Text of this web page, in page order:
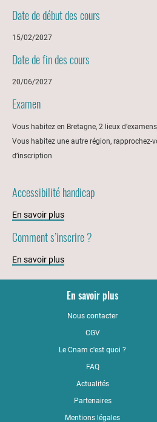
Date de début des cours
15/02/2027
Date de fin des cours
20/06/2027
Examen
Vous habitez en Bretagne, 2 lieux
Vous habitez une autre région, rapprochez-
d’inscription
Accessibilité handicap
En savoir plus
Comment s’inscrire ?
En savoir plus
En savoir plus
Nous contacter
CGV
Le Cnam c'est quoi ?
FAQ
Actualités
Partenaires
Mentions légales